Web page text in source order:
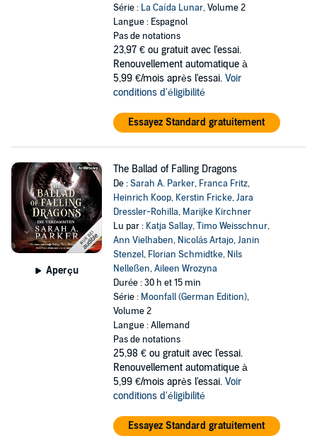
Série : La Caída Lunar, Volume 2
Langue : Espagnol
Pas de notations
23,97 € ou gratuit avec l'essai.
Renouvellement automatique à
5,99 €/mois après l'essai. Voir
conditions d'éligibilité
Essayez Standard gratuitement
Aperçu
The Ballad of Falling Dragons
De :Sarah A. Parker, Franca Fritz,
Heinrich Koop, Kerstin Fricke,Jara
Dressler-Rohilla, Marijke Kirchner
Lu par : Katja Sallay,Timo Weisschnur,
Ann Vielhaben, Nicolás Artajo,Janin
Stenzel, Florian Schmidtke, Nils
Nelleßen,Aileen Wrozyna
Durée : 30 h et 15 min
Série : Moonfall (German Edition),
Volume 2
Langue : Allemand
Pas de notations
25,98 € ou gratuit avec l'essai.
Renouvellement automatique à
5,99 €/mois après l'essai. Voir
conditions d'éligibilité
Essayez Standard gratuitement